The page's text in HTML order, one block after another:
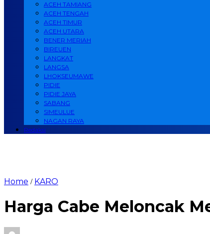
ACEH TAMIANG
ACEH TENGAH
ACEH TIMUR
ACEH UTARA
BENER MERIAH
BIREUEN
LANGKAT
LANGSA
LHOKSEUMAWE
PIDIE
PIDIE JAYA
SABANG
SIMEULUE
NAGAN RAYA
Redaksi
Home / KARO
Harga Cabe Meloncak